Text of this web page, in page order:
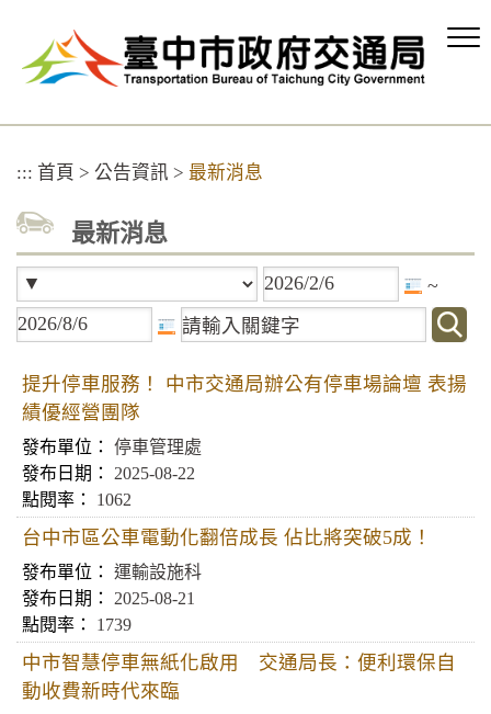
容
::: 首頁 > 公告資訊 > 最新消息
最新消息
~
提升停車服務！ 中市交通局辦公有停車場論壇 表揚
績優經營團隊
停車管理處
2025-08-22
1062
台中市區公車電動化翻倍成長 佔比將突破5成！
運輸設施科
2025-08-21
1739
中市智慧停車無紙化啟用 交通局長：便利環保自
動收費新時代來臨